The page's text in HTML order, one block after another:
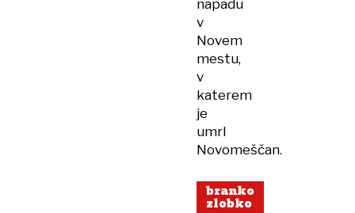
napadu
v
Novem
mestu,
v
katerem
je
umrl
Novomeščan.
branko
zlobko